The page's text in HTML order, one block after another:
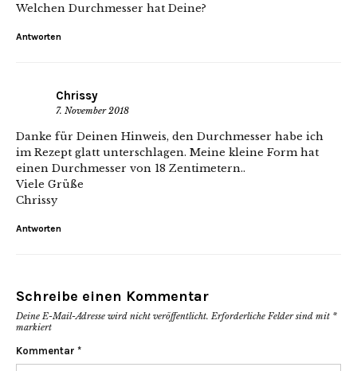
Welchen Durchmesser hat Deine?
Antworten
Chrissy
7. November 2018
Danke für Deinen Hinweis, den Durchmesser habe ich
im Rezept glatt unterschlagen. Meine kleine Form hat
einen Durchmesser von 18 Zentimetern..
Viele Grüße
Chrissy
Antworten
Schreibe einen Kommentar
Deine E-Mail-Adresse wird nicht veröffentlicht. Erforderliche Felder sind mit *
markiert
Kommentar *